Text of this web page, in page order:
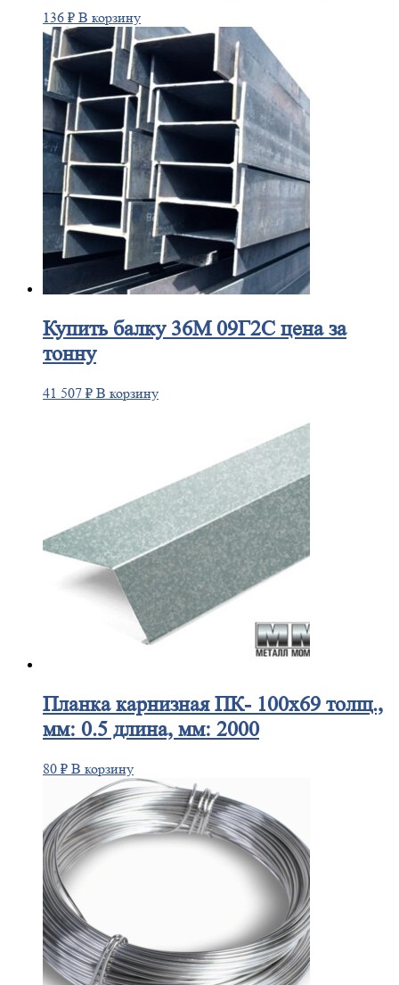
136 ₽ В корзину
Купитьбалку 36М 09Г2С цена за
тонну
41 507 ₽ В корзину
Планкакарнизная ПК- 100х69 толщ.,
мм: 0.5 длина, мм: 2000
80 ₽ В корзину